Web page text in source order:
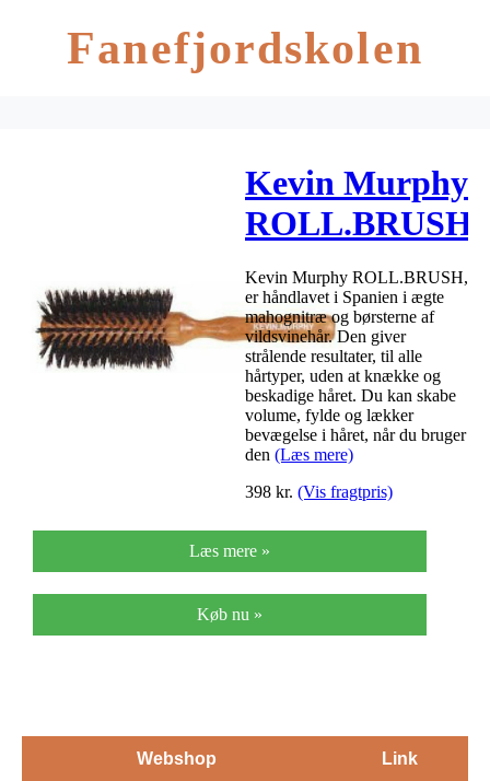
Fanefjordskolen
Kevin Murphy
ROLL.BRUSH
Kevin Murphy ROLL.BRUSH,
er håndlavet i Spanien i ægte
mahognitræ og børsterne af
vildsvinehår. Den giver
strålende resultater, til alle
hårtyper, uden at knække og
beskadige håret. Du kan skabe
volume, fylde og lækker
bevægelse i håret, når du bruger
den (Læs mere)
398 kr. (Vis fragtpris)
Læs mere »
Køb nu »
Webshop Link